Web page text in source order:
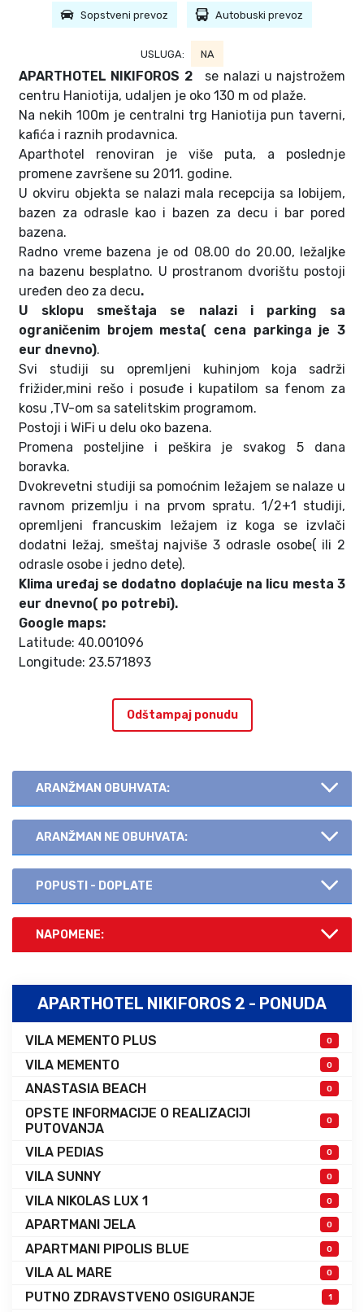
Sopstveni prevoz Autobuski prevoz
USLUGA: NA
APARTHOTEL NIKIFOROS 2
se nalazi u najstrožem
centru Haniotija, udaljen je oko 130 m od plaže.
Na nekih 100m je centralni trg Haniotija pun taverni,
kafića i raznih prodavnica.
Aparthotel renoviran je više puta, a poslednje
promene završene su 2011. godine.
U okviru objekta se nalazi mala recepcija sa lobijem,
bazen za odrasle kao i bazen za decu i bar pored
bazena.
Radno vreme bazena je od 08.00 do 20.00, ležaljke
na bazenu besplatno. U prostranom dvorištu postoji
uređen deo za decu.
U sklopu smeštaja se nalazi i parking sa
ograničenim brojem mesta( cena parkinga je 3
eur dnevno).
Svi studiji su opremljeni kuhinjom koja sadrži
frižider,mini rešo i posuđe i kupatilom sa fenom za
kosu ,TV-om sa satelitskim programom.
Postoji i WiFi u delu oko bazena.
Promena posteljine i peškira je svakog 5 dana
boravka.
Dvokrevetni studiji sa pomoćnim ležajem se nalaze u
ravnom prizemlju i na prvom spratu. 1/2+1 studiji,
opremljeni francuskim ležajem iz koga se izvlači
dodatni ležaj, smeštaj najviše 3 odrasle osobe( ili 2
odrasle osobe i jedno dete).
Klima uređaj se dodatno doplaćuje na licu mesta 3
eur dnevno( po potrebi).
Google maps:
Latitude: 40.001096
Longitude: 23.571893
Odštampaj ponudu
ARANŽMAN OBUHVATA:
ARANŽMAN NE OBUHVATA:
POPUSTI - DOPLATE
NAPOMENE:
APARTHOTEL NIKIFOROS 2 - PONUDA
VILA MEMENTO PLUS 0
VILA MEMENTO 0
ANASTASIA BEACH 0
OPSTE INFORMACIJE O REALIZACIJI
PUTOVANJA
0
VILA PEDIAS 0
VILA SUNNY 0
VILA NIKOLAS LUX 1 0
APARTMANI JELA 0
APARTMANI PIPOLIS BLUE 0
VILA AL MARE 0
PUTNO ZDRAVSTVENO OSIGURANJE 1